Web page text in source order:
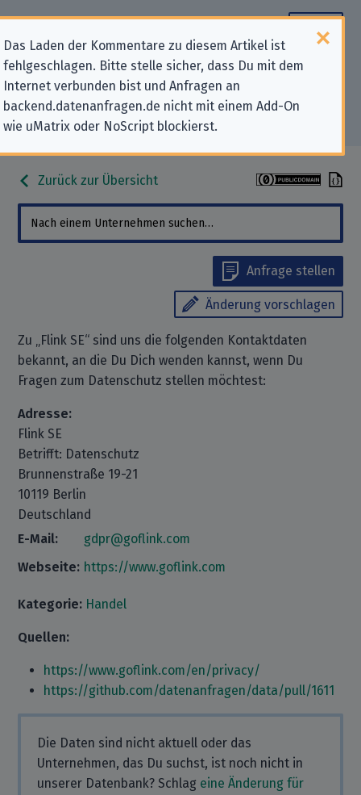
Das Laden der Kommentare zu diesem Artikel ist
fehlgeschlagen. Bitte stelle sicher, dass Du mit dem
Internet verbunden bist und Anfragen an
backend.datenanfragen.de nicht mit einem Add-On
wie uMatrix oder NoScript blockierst.
Datenschutz-Kontaktdaten für
„Flink SE“
Zurück zur Übersicht
Anfrage stellen
Änderung vorschlagen
Zu „Flink SE“ sind uns die folgenden Kontaktdaten
bekannt, an die Du Dich wenden kannst, wenn Du
Fragen zum Datenschutz stellen möchtest:
Adresse:
Flink SE
Betrifft: Datenschutz
Brunnenstraße 19-21
10119 Berlin
Deutschland
E-Mail:
gdpr@goflink.com
Webseite: https://www.goflink.com
Kategorie: Handel
Quellen:
https://www.goflink.com/en/privacy/
https://github.com/datenanfragen/data/pull/1611
Die Daten sind nicht aktuell oder das
Unternehmen, das Du suchst, ist noch nicht in
unserer Datenbank? Schlag eine Änderung für